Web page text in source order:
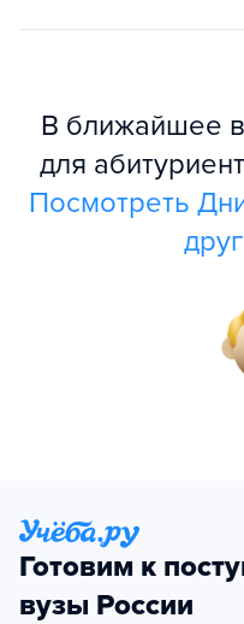
В ближайшее
для
Посмотреть
Готовим к
вузы России